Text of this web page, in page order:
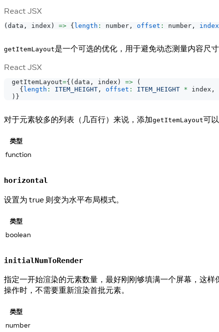
React JSX
( data , index ) => { length : number , offset : number , index
getItemLayout是一个可选的优化，用于避免动态测量内容尺
React JSX
  getItemLayout
={ ( data , index ) =>
(
{ length : ITEM_HEIGHT , offset : ITEM_HEIGHT * index ,
) }
对于元素较多的列表（几百行）来说，添加getItemLayout可
类型
function
horizontal
设置为 true 则变为水平布局模式。
类型
boolean
initialNumToRender
指定一开始渲染的元素数量，最好刚刚够填满一个屏幕，这
操作时，不需要重新渲染首批元素。
类型
number